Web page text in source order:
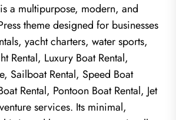
a multipurpose, modern, and
theme designed for businesses
yacht charters, water sports,
Rental, Luxury Boat Rental,
Sailboat Rental, Speed Boat
Rental, Pontoon Boat Rental, Jet
services. Its minimal,